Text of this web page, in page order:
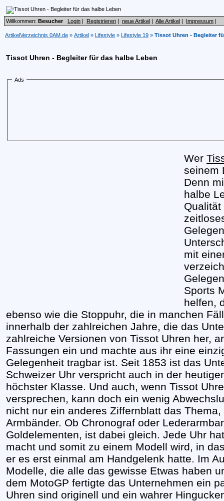
Willkommen: Besucher Login | Registrieren | neue Artikel | Alle Artikel | Impressum |
ArtikelVerzeichnis 0AM.de » Artikel » Lifestyle » Lifestyle 19 » Tissot Uhren - Begleiter
Tissot Uhren - Begleiter für das halbe Leben
Ads
Wer
seinem
Denn
halbe
mit
Sports
helfen,
ebenso wie die Stoppuhr, die in manchen
innerhalb der zahlreichen Jahre, die das
zahlreiche Versionen von Tissot Uhren her,
Fassungen ein und machte aus ihr eine
Gelegenheit tragbar ist. Seit 1853 ist das
Schweizer Uhr verspricht auch in der
höchster Klasse. Und auch, wenn Tissot
versprechen, kann doch ein wenig
nicht nur ein anderes Ziffernblatt das
Armbänder. Ob Chronograf oder
Goldelementen, ist dabei gleich. Jede Uhr
macht und somit zu einem Modell wird, in
er es erst einmal am Handgelenk hatte. Im
Modelle, die alle das gewisse Etwas haben
dem MotoGP fertigte das Unternehmen ein
Uhren sind originell und ein wahrer